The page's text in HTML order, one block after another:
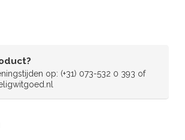
op: (+31) 073-532 0 393 of